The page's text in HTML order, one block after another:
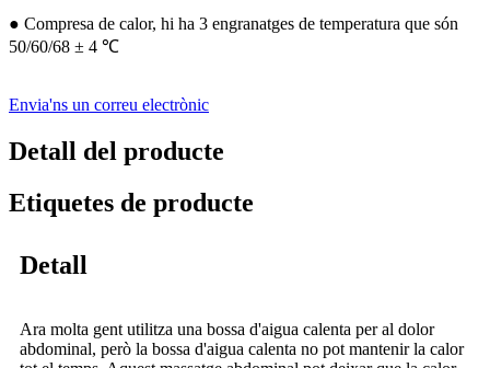
● Compresa de calor, hi ha 3 engranatges de temperatura que són
50/60/68 ± 4 ℃
Envia'ns un correu electrònic
Detall del producte
Etiquetes de producte
Detall
Ara molta gent utilitza una bossa d'aigua calenta per al dolor
abdominal, però la bossa d'aigua calenta no pot mantenir la calor